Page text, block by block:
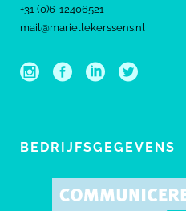
+31 (0)6-12406521
mail@mariellekerssens.nl
BEDRIJFSGEGEVENS